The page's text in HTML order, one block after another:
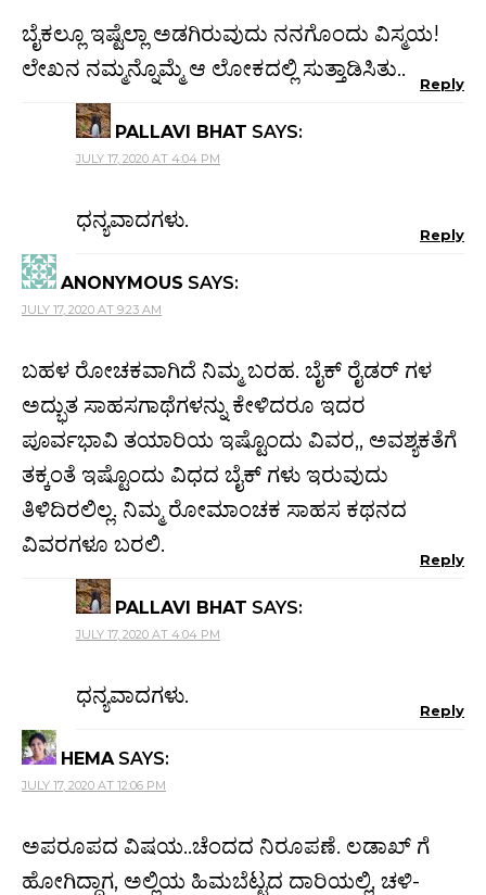
ಬೈಕಲ್ಲೂ ಇಷ್ಟೆಲ್ಲಾ ಅಡಗಿರುವುದು ನನಗೊಂದು ವಿಸ್ಮಯ!
ಲೇಖನ ನಮ್ಮನ್ನೊಮ್ಮೆ ಆ ಲೋಕದಲ್ಲಿ ಸುತ್ತಾಡಿಸಿತು..
Reply
PALLAVI BHAT SAYS:
JULY 17, 2020 AT 4:04 PM
ಧನ್ಯವಾದಗಳು.
Reply
ANONYMOUS SAYS:
JULY 17, 2020 AT 9:23 AM
ಬಹಳ ರೋಚಕವಾಗಿದೆ ನಿಮ್ಮ ಬರಹ. ಬೈಕ್ ರೈಡರ್ ಗಳ
ಅದ್ಭುತ ಸಾಹಸಗಾಥೆಗಳನ್ನು ಕೇಳಿದರೂ ಇದರ
ಪೂರ್ವಭಾವಿ ತಯಾರಿಯ ಇಷ್ಟೊಂದು ವಿವರ,, ಅವಶ್ಯಕತೆಗೆ
ತಕ್ಕಂತೆ ಇಷ್ಟೊಂದು ವಿಧದ ಬೈಕ್ ಗಳು ಇರುವುದು
ತಿಳಿದಿರಲಿಲ್ಲ. ನಿಮ್ಮ ರೋಮಾಂಚಕ ಸಾಹಸ ಕಥನದ
ವಿವರಗಳೂ ಬರಲಿ.
Reply
PALLAVI BHAT SAYS:
JULY 17, 2020 AT 4:04 PM
ಧನ್ಯವಾದಗಳು.
Reply
HEMA SAYS:
JULY 17, 2020 AT 12:06 PM
ಅಪರೂಪದ ವಿಷಯ..ಚೆಂದದ ನಿರೂಪಣೆ. ಲಡಾಖ್ ಗೆ
ಹೋಗಿದ್ದಾಗ, ಅಲ್ಲಿಯ ಹಿಮಬೆಟ್ಟದ ದಾರಿಯಲ್ಲಿ, ಚಳಿ-